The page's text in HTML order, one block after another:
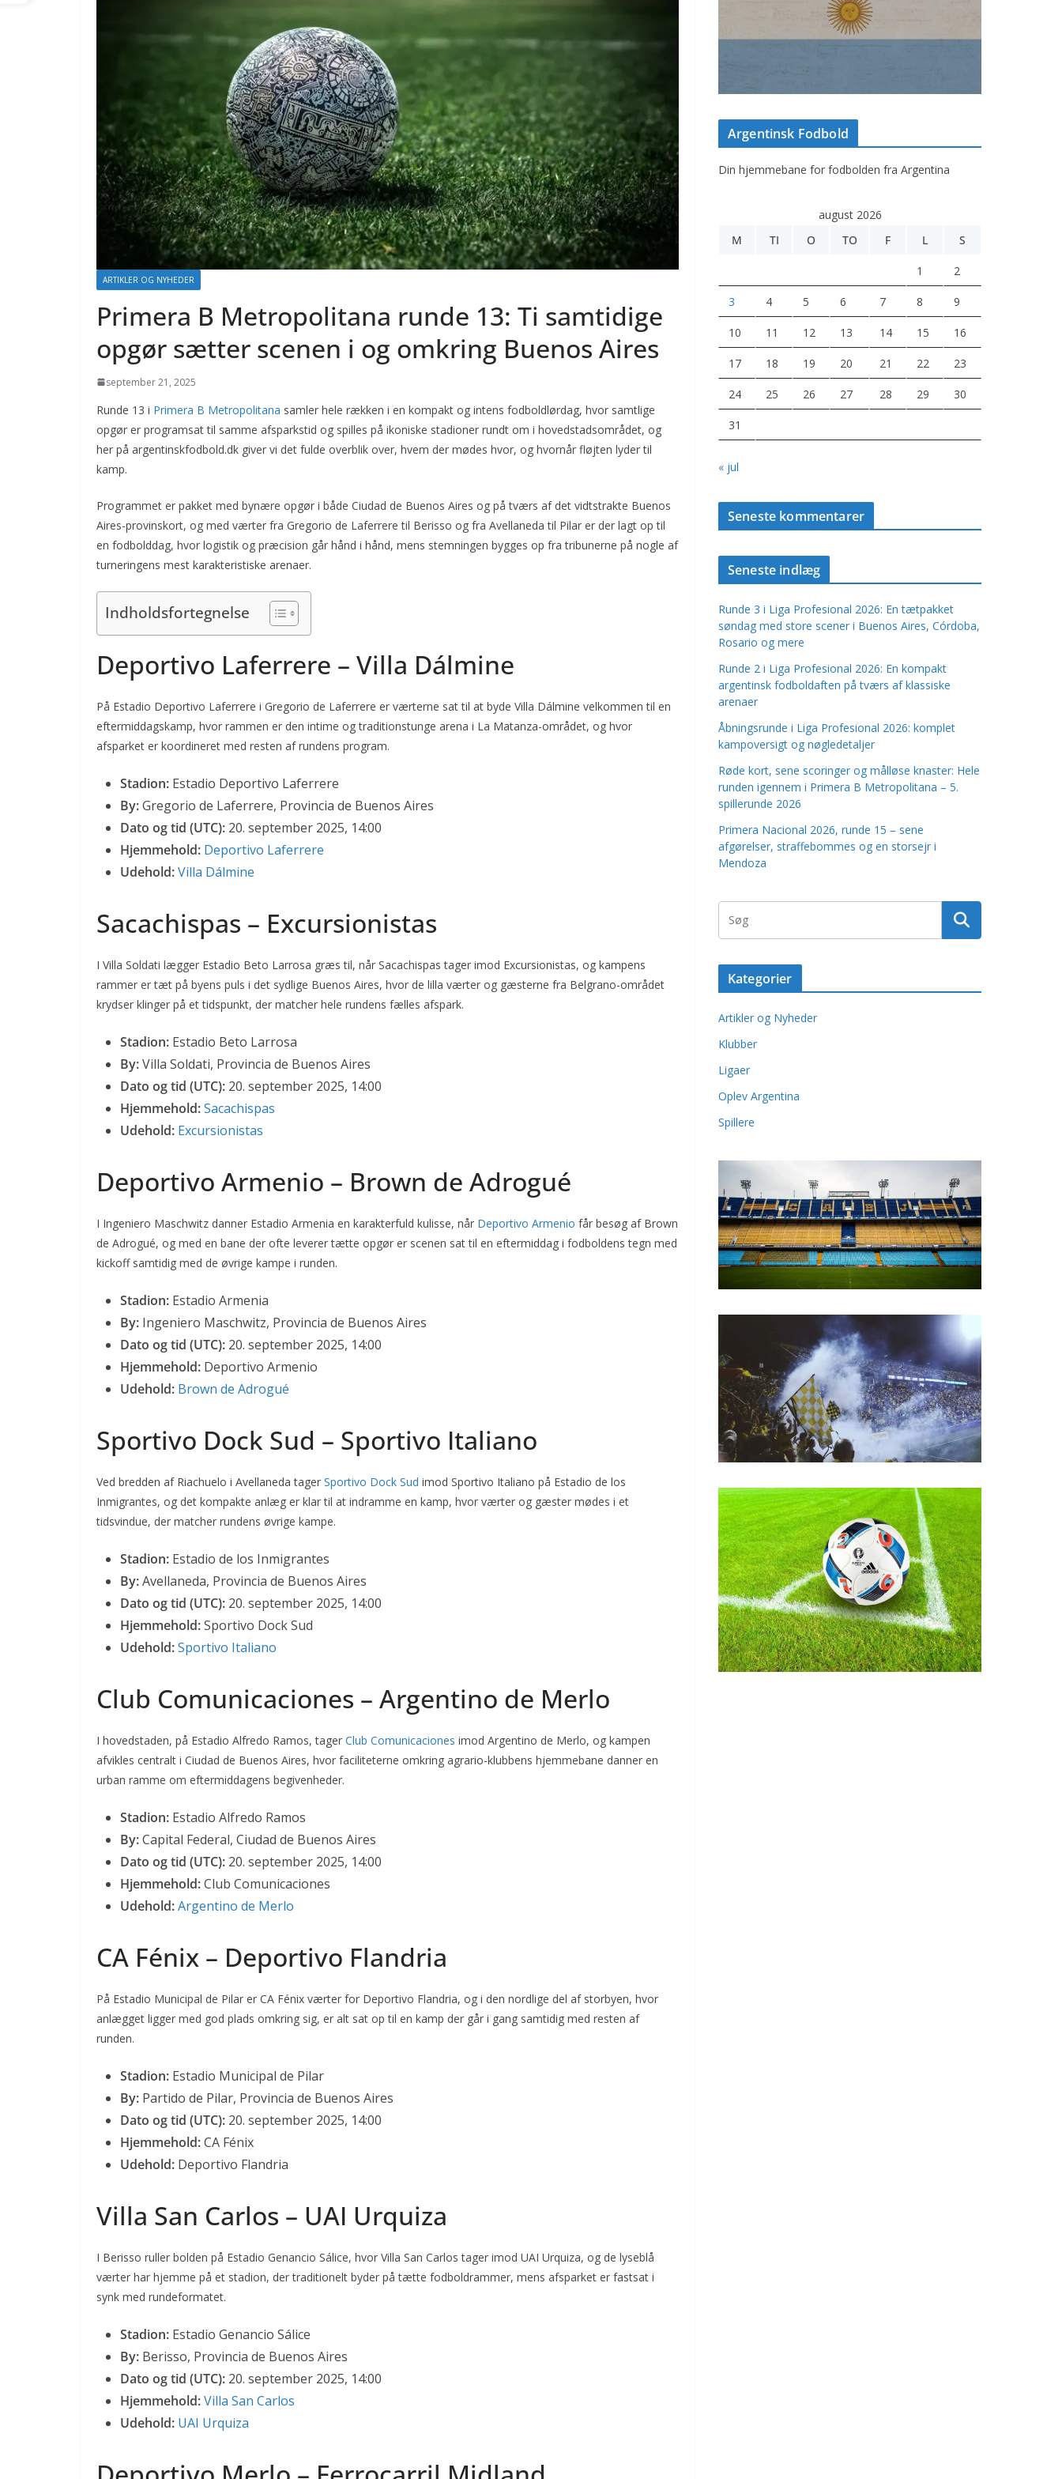
ARTIKLER OG NYHEDER
Primera B Metropolitana runde 13: Ti samtidige
opgør sætter scenen i og omkring Buenos Aires
september 21, 2025
Runde 13 i Primera B Metropolitana samler hele rækken i en kompakt og intens fodboldlørdag, hvor samtlige
opgør er programsat til samme afsparkstid og spilles på ikoniske stadioner rundt om i hovedstadsområdet, og
her på argentinskfodbold.dk giver vi det fulde overblik over, hvem der mødes hvor, og hvornår fløjten lyder til
kamp.
Programmet er pakket med bynære opgør i både Ciudad de Buenos Aires og på tværs af det vidtstrakte Buenos
Aires-provinskort, og med værter fra Gregorio de Laferrere til Berisso og fra Avellaneda til Pilar er der lagt op til
en fodbolddag, hvor logistik og præcision går hånd i hånd, mens stemningen bygges op fra tribunerne på nogle af
turneringens mest karakteristiske arenaer.
Indholdsfortegnelse
Deportivo Laferrere – Villa Dálmine
På Estadio Deportivo Laferrere i Gregorio de Laferrere er værterne sat til at byde Villa Dálmine velkommen til en
eftermiddagskamp, hvor rammen er den intime og traditionstunge arena i La Matanza-området, og hvor
afsparket er koordineret med resten af rundens program.
Stadion: Estadio Deportivo Laferrere
By:Gregorio de Laferrere, Provincia de Buenos Aires
Dato og tid (UTC): 20. september 2025, 14:00
Hjemmehold: Deportivo Laferrere
Udehold:Villa Dálmine
Sacachispas – Excursionistas
I Villa Soldati lægger Estadio Beto Larrosa græs til, når Sacachispas tager imod Excursionistas, og kampens
rammer er tæt på byens puls i det sydlige Buenos Aires, hvor de lilla værter og gæsterne fra Belgrano-området
krydser klinger på et tidspunkt, der matcher hele rundens fælles afspark.
Stadion: Estadio Beto Larrosa
By:Villa Soldati, Provincia de Buenos Aires
Dato og tid (UTC): 20. september 2025, 14:00
Hjemmehold:Sacachispas
Udehold: Excursionistas
Deportivo Armenio – Brown de Adrogué
I Ingeniero Maschwitz danner Estadio Armenia en karakterfuld kulisse, når Deportivo Armenio får besøg af Brown
de Adrogué, og med en bane der ofte leverer tætte opgør er scenen sat til en eftermiddag i fodboldens tegn med
kickoff samtidig med de øvrige kampe i runden.
Stadion: Estadio Armenia
By: Ingeniero Maschwitz, Provincia de Buenos Aires
Dato og tid (UTC): 20. september 2025, 14:00
Hjemmehold: Deportivo Armenio
Udehold: Brown de Adrogué
Sportivo Dock Sud – Sportivo Italiano
Ved bredden af Riachuelo i Avellaneda tager Sportivo Dock Sud imod Sportivo Italiano på Estadio de los
Inmigrantes, og det kompakte anlæg er klar til at indramme en kamp, hvor værter og gæster mødes i et
tidsvindue, der matcher rundens øvrige kampe.
Stadion: Estadio de los Inmigrantes
By:Avellaneda, Provincia de Buenos Aires
Dato og tid (UTC): 20. september 2025, 14:00
Hjemmehold:Sportivo Dock Sud
Udehold:Sportivo Italiano
Club Comunicaciones – Argentino de Merlo
I hovedstaden, på Estadio Alfredo Ramos, tager Club Comunicaciones imod Argentino de Merlo, og kampen
afvikles centralt i Ciudad de Buenos Aires, hvor faciliteterne omkring agrario-klubbens hjemmebane danner en
urban ramme om eftermiddagens begivenheder.
Stadion: Estadio Alfredo Ramos
By:Capital Federal, Ciudad de Buenos Aires
Dato og tid (UTC): 20. september 2025, 14:00
Hjemmehold:Club Comunicaciones
Udehold:Argentino de Merlo
CA Fénix – Deportivo Flandria
På Estadio Municipal de Pilar er CA Fénix værter for Deportivo Flandria, og i den nordlige del af storbyen, hvor
anlægget ligger med god plads omkring sig, er alt sat op til en kamp der går i gang samtidig med resten af
runden.
Stadion: Estadio Municipal de Pilar
By: Partido de Pilar, Provincia de Buenos Aires
Dato og tid (UTC): 20. september 2025, 14:00
Hjemmehold:CA Fénix
Udehold: Deportivo Flandria
Villa San Carlos – UAI Urquiza
I Berisso ruller bolden på Estadio Genancio Sálice, hvor Villa San Carlos tager imod UAI Urquiza, og de lyseblå
værter har hjemme på et stadion, der traditionelt byder på tætte fodboldrammer, mens afsparket er fastsat i
synk med rundeformatet.
Stadion: Estadio Genancio Sálice
By: Berisso, Provincia de Buenos Aires
Dato og tid (UTC): 20. september 2025, 14:00
Hjemmehold:Villa San Carlos
Udehold: UAI Urquiza
Argentinsk Fodbold
Din hjemmebane for fodbolden fra Argentina
august 2026
M
TI O TO F L S
1 2
3 4 5 6 7 8 9
10 11 12 13 14 15 16
17 18 19 20 21 22 23
24 25 26 27 28 29 30
31
« jul
Seneste kommentarer
Seneste indlæg
Runde 3 i Liga Profesional 2026: En tætpakket
søndag med store scener i Buenos Aires, Córdoba,
Rosario og mere
Runde 2 i Liga Profesional 2026: En kompakt
argentinsk fodboldaften på tværs af klassiske
arenaer
Åbningsrunde i Liga Profesional 2026: komplet
kampoversigt og nøgledetaljer
Røde kort, sene scoringer og målløse knaster: Hele
runden igennem i Primera B Metropolitana – 5.
spillerunde 2026
Primera Nacional 2026, runde 15 – sene
afgørelser, straffebommes og en storsejr i
Mendoza
Kategorier
Artikler og Nyheder
Klubber
Ligaer
Oplev Argentina
Spillere